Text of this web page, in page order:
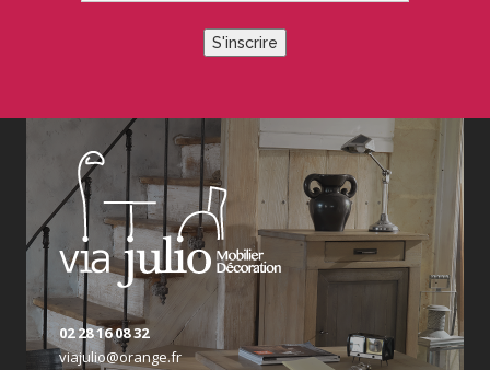
S'inscrire
02 28 16 08 32
viajulio@orange.fr